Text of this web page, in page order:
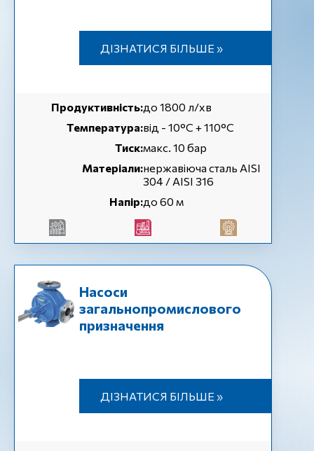
ДІЗНАТИСЯ БІЛЬШЕ »
Продуктивність:до 1800 л/хв
Температура:від - 10°C + 110°C
Тиск:макс. 10 бар
Матеріали:нержавіюча сталь AISI
304 / AISI 316
Напір:до 60 м
Насоси
загальнопромислового
призначення
ДІЗНАТИСЯ БІЛЬШЕ »